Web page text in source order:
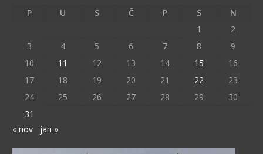
P U S Č P S
N
1
2
3
4 5 6 7 8
9
10
11 12 13 14 15
16
17
18 19 20 21 22
23
24
25 26 27 28 29
30
31
« nov
jan »